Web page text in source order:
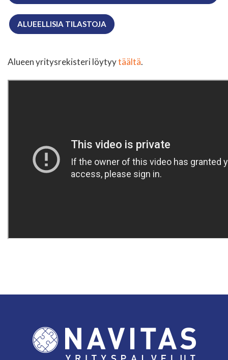
ALUEELLISIA TILASTOJA
Alueen yritysrekisteri löytyytäältä.